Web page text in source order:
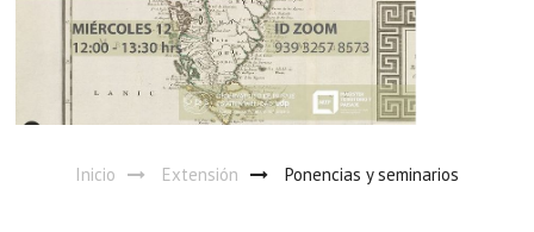
Inicio Extensión Ponencias y seminarios